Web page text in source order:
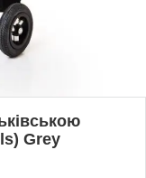
Grey